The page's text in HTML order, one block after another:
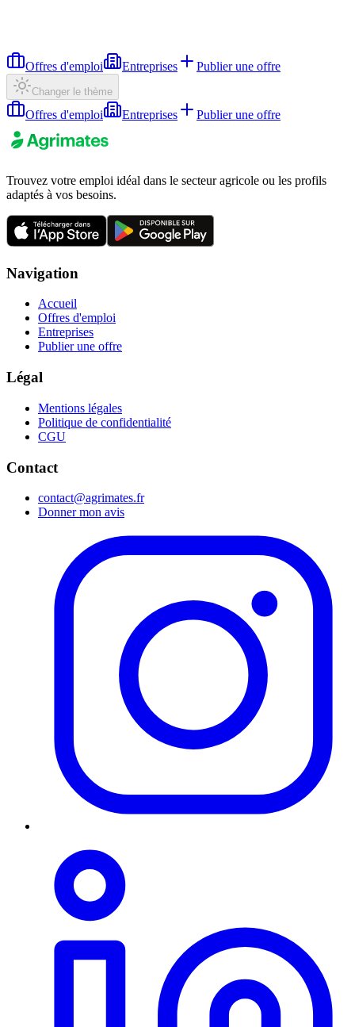
Offres d'emploi Entreprises Publier une offre
Changer le thème
Offres d'emploi Entreprises Publier une offre
Trouvez votre emploi idéal dans le secteur agricole ou les profils
adaptés à vos besoins.
Navigation
Accueil
Offres d'emploi
Entreprises
Publier une offre
Légal
Mentions légales
Politique de confidentialité
CGU
Contact
contact@agrimates.fr
Donner mon avis